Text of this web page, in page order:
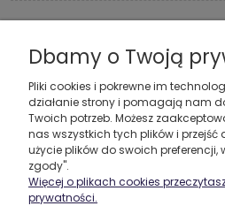
Czarna klasyczna bluza
Dbamy o Twoją
Pliki cookies i pokrewne im
działanie strony i pomagają nam
Twoich potrzeb. Możesz
nas wszystkich tych plików i
użycie plików do swoich preferencji,
zgody".
Więcej o plikach cookies
prywatności.